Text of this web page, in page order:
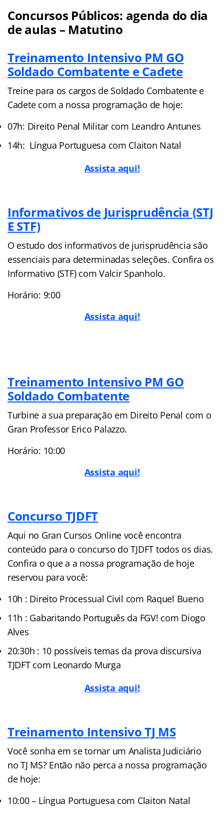
Concursos Públicos: agenda do dia
de aulas – Matutino
Treinamento Intensivo PM GO
Soldado Combatente e Cadete
Treine para os cargos de Soldado Combatente e
Cadete com a nossa programação de hoje:
07h: Direito Penal Militar com Leandro Antunes
14h: Língua Portuguesa com Claiton Natal
Assista aqui!
Informativos de Jurisprudência (STJ
E STF)
O estudo dos informativos de jurisprudência são
essenciais para determinadas seleções. Confira os
Informativo (STF) com Valcir Spanholo.
Horário: 9:00
Assista aqui!
Treinamento Intensivo PM GO
Soldado Combatente
Turbine a sua preparação em Direito Penal com o
Gran Professor Erico Palazzo.
Horário: 10:00
Assista aqui!
Concurso TJDFT
Aqui no Gran Cursos Online você encontra
conteúdo para o concurso do TJDFT todos os dias.
Confira o que a a nossa programação de hoje
reservou para você:
10h : Direito Processual Civil com Raquel Bueno
11h : Gabaritando Português da FGV! com Diogo
Alves
20:30h : 10 possíveis temas da prova discursiva
TJDFT com Leonardo Murga
Assista aqui!
Treinamento Intensivo TJ MS
Você sonha em se tornar um Analista Judiciário
no TJ MS? Então não perca a nossa programação
de hoje:
10:00 – Língua Portuguesa com Claiton Natal